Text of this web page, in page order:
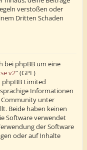
verstoßen oder
Dritten Schaden
bei phpBB um eine
v2“ (GPL)
Limited
Informationen
Community unter
Beide haben keinen
Software verwendet
der Software
oder auf Inhalte